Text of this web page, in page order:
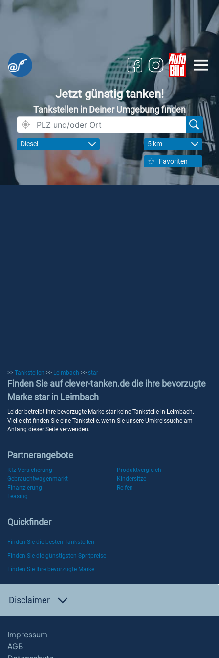
Jetzt günstig tanken!
Tankstellen in Deiner Umgebung finden
Diesel 5 km
Favoriten
>> Tankstellen >> Leimbach >> star
Finden Sie auf clever-tanken.de die ihre bevorzugte
Marke star in Leimbach
Leider betreibt Ihre bevorzugte Marke star keine Tankstelle in Leimbach.
Vielleicht finden Sie eine Tankstelle, wenn Sie unsere Umkreissuche am
Anfang dieser Seite verwenden.
Partnerangebote
Kfz-Versicherung
Produktvergleich
Gebrauchtwagenmarkt
Kindersitze
Finanzierung
Reifen
Leasing
Quickfinder
Finden Sie die besten Tankstellen
Finden Sie die günstigsten Spritpreise
Finden Sie Ihre bevorzugte Marke
Disclaimer
Impressum
AGB